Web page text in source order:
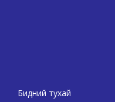
Бидний тухай